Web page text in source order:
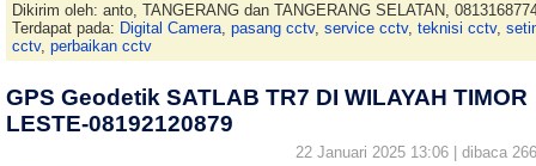
Dikirim oleh: anto, TANGERANG dan TANGERANG SELATAN,
Terdapat pada: Digital Camera, pasang cctv, service cctv, teknisi cctv,
cctv, perbaikan cctv
GPS Geodetik SATLAB TR7 DI WILAYAH TIMOR
LESTE-08192120879
22 Januari 2025 13:06 | dibaca